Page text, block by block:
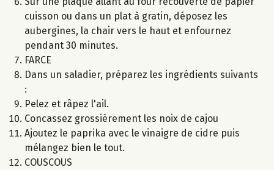
cuisson ou dans un plat à gratin, déposez les
aubergines, la chair vers le haut et enfournez
pendant 30 minutes.
FARCE
Dans un saladier, préparez les ingrédients suivants
:
Pelez et râpez l'ail.
Concassez grossièrement les noix de cajou
Ajoutez le paprika avec le vinaigre de cidre puis
mélangez bien le tout.
COUSCOUS